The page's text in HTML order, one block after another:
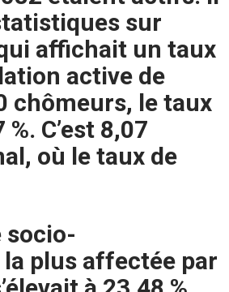
sur
affichait un taux
active de
chômeurs, le taux
C’est 8,07
où le taux de
socio-
plus affectée par